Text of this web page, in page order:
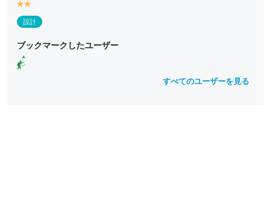
y
e
ll
w
e
ll
o
w
設計
ブックマークしたユーザー
すべてのユーザーを見る